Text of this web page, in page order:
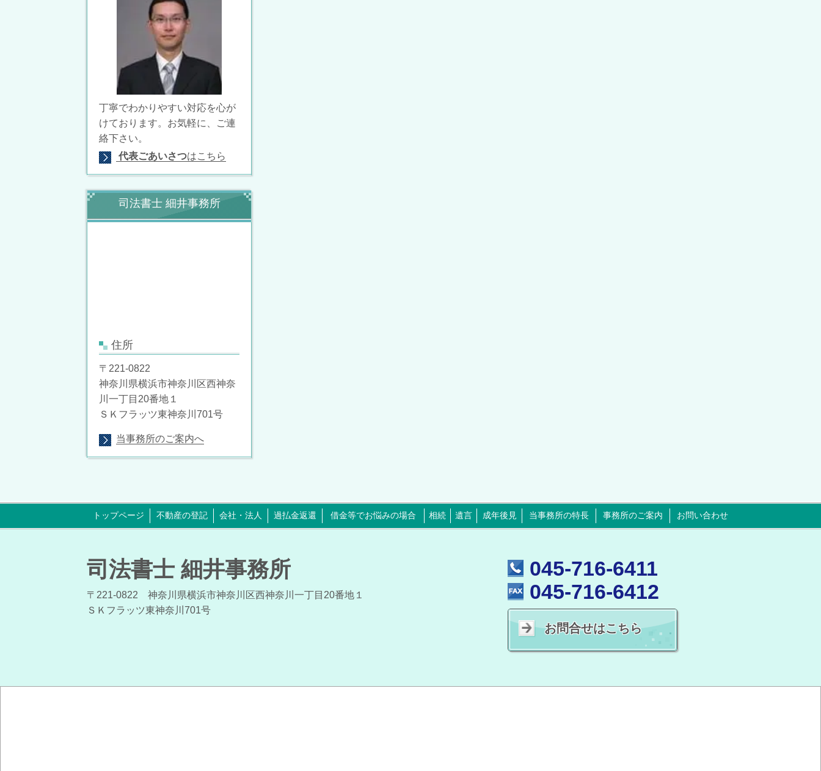
丁寧でわかりやすい対応を心が
けております。 お気軽に、ご連
絡下さい。
代表ごあいさつはこちら
司法書士 細井事務所
住所
〒221-0822
神奈川県横浜市神奈川区西神奈
川一丁目20番地１
ＳＫフラッツ東神奈川701号
当事務所のご案内へ
トップページ 不動産の登記 会社・法人 過払金返還 借金等でお悩みの場合 相続 遺言 成年後見 当事務所の特長 事務所のご案内 お問い合わせ
司法書士 細井事務所
〒221-0822 神奈川県横浜市神奈川区西神奈川一丁目20番地１
ＳＫフラッツ東神奈川701号
045-716-6411
045-716-6412
お問合せはこちら